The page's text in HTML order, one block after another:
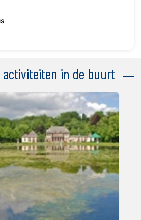
activiteiten in de buurt